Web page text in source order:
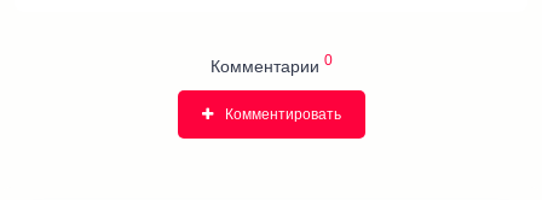
Комментарии 0
Комментировать